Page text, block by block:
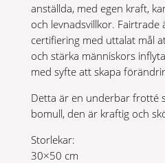
anställda, med egen kraft,
och levnadsvillkor.
certifiering med uttalat mål
och stärka människors
med syfte att skapa
Detta är en underbar frotté
bomull, den är kraftig och
Storlekar:
30×50 cm